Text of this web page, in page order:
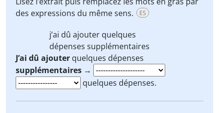
des expressions du même sens.
ES
j’ai dû ajouter quelques
dépenses supplémentaires
J’ai dû ajouter quelques dépenses
supplémentaires →
quelques dépenses.